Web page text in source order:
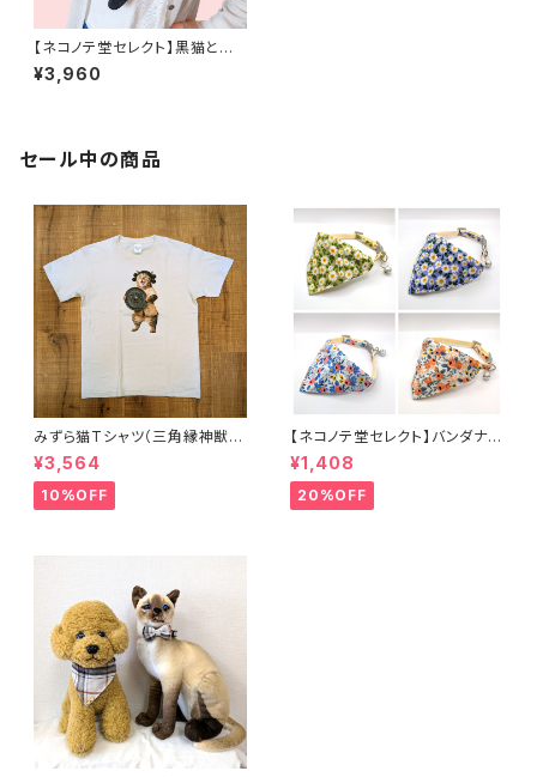
【ネコノテ堂セレクト】黒猫とお
でかけ首飾り｜ネクタイ ネッ
クレス 猫 刺繍 パッチ 男
¥3,960
セール中の商品
みずら猫Tシャツ（三角縁神獣
鏡） ネコ ねこ 銅鏡 古代 貫頭
衣 古墳
¥3,564
10%OFF
【ネコノテ堂セレクト】バンダナ付
き ペット首輪 花柄4種類
パープル グリーン ピンク
ブルー 犬 猫
¥1,408
20%OFF